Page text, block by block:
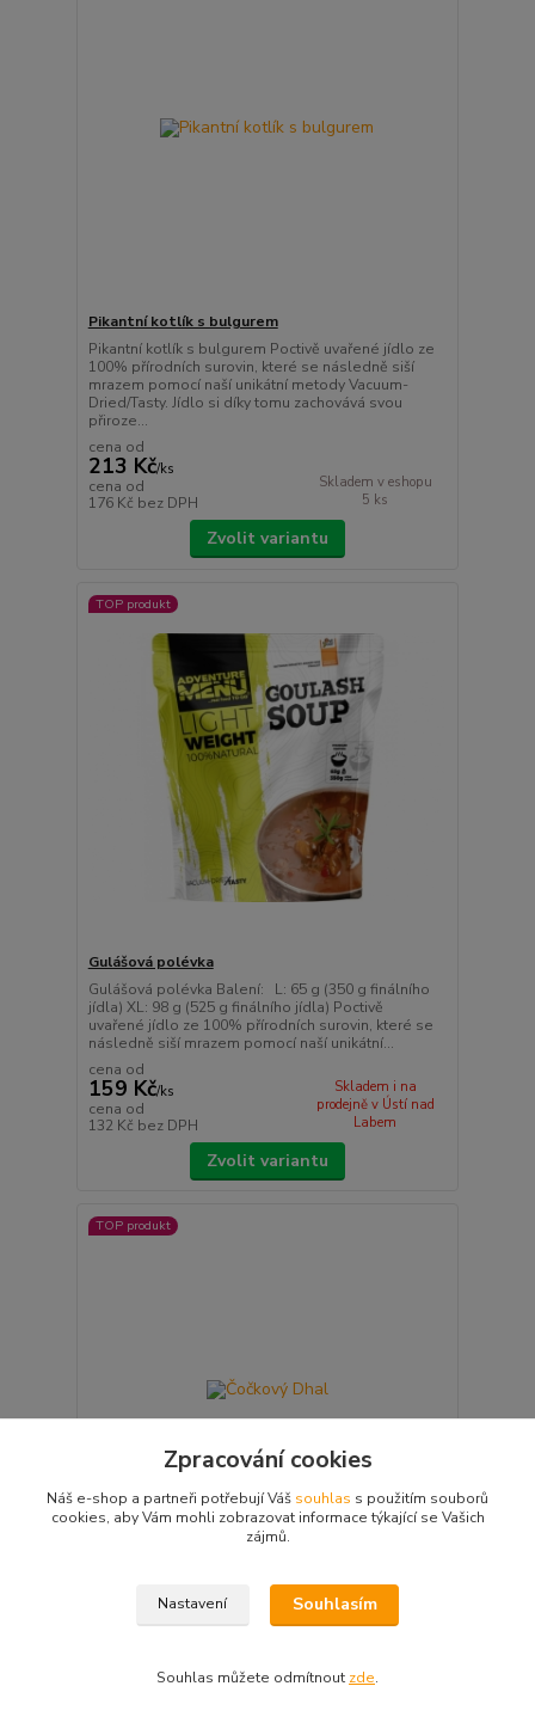
Pikantní kotlík s bulgurem
Pikantní kotlík s bulgurem Poctivě uvařené jídlo ze
100% přírodních surovin, které se následně siší
mrazem pomocí naší unikátní metody Vacuum-
Dried/Tasty. Jídlo si díky tomu zachovává svou
přiroze...
cena od
213 Kč/ks
cena od
176 Kč bez DPH
Skladem v eshopu
5 ks
Zvolit variantu
TOP produkt
Gulášová polévka
Gulášová polévka Balení: L: 65 g (350 g finálního
jídla) XL: 98 g (525 g finálního jídla) Poctivě
uvařené jídlo ze 100% přírodních surovin, které se
následně siší mrazem pomocí naší unikátní...
cena od
159 Kč/ks
cena od
132 Kč bez DPH
Skladem i na
prodejně v Ústí nad
Labem
Zvolit variantu
TOP produkt
Čočkový Dhal Poctivě uvařené jídlo ze 100%
přírodních surovin, které se následně siší mrazem
Zpracování cookies
Náš e-shop a partneři potřebují Váš souhlas s použitím souborů
cookies, aby Vám mohli zobrazovat informace týkající se Vašich
zájmů.
Nastavení Souhlasím
Souhlas můžete odmítnout zde.